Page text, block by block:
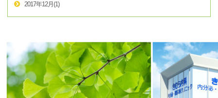
2017年12月 (1)